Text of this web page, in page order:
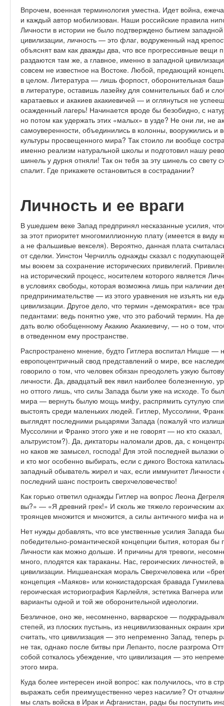
Впрочем, военная терминология уместна. Идет война,
и каждый автор мобилизован. Наши российские правила
Личности в истории не было подтверждено бытием
цивилизации, личность — это флаг, водруженный над
объяснят вам как дважды два, что все прогрессивные вещи
раздаются там же, а главное, именно в западной
совсем не известное на Востоке. Любой, предающий
в целом. Литература — лишь форпост, оборонительная
в литературе, оставишь лазейку для сомнительных баб и
каратаевых и акакиев акакиевичей — и оглянуться не
осажденный лагерь! Начинается вроде бы безобидно, с
но потом как удержать этих «малых» в узде? Не они ли, не
самоуверенности, объединились в колонны, вооружились и
культуры просвещенного мира? Так стоило ли вообще
именно реализм натуральной школы и подготовил нашу
шинель у дурня отняли! Так он тебя за эту шинель со свету
спалит. Где прикажете остановиться в сострадании?
Личность и ее враги
В ушедшем веке Запад предпринял несказанные усилия,
за этот приоритет многомиллионную плату (имеется в виду
а не фальшивые векселя). Вероятно, данная плата
от сделки. Уинстон Черчилль однажды сказал с
мы воюем за сохранение исторических привилегий.
на исторический процесс, носителем которого является
в условиях свободы, которая возможна лишь при наличии
предпринимательстве — из этого уравнения не изъять ни
цивилизации. Другое дело, что термин «демократия» все
педантами: ведь понятно уже, что это рабочий термин. На
дать волю обобщенному Акакию Акакиевичу, — но о том,
в отведенном ему пространстве.
Распространено мнение, будто Гитлера воспитал Ницше
европоцентричный свод представлений о мире, все
говорило о том, что человек обязан преодолеть узкую
личности. Да, двадцатый век явил наиболее болезненную,
но оттого лишь, что силы Запада были уже на исходе. То
мира — вернуть былую мощь мифу, распрямить сутулую
выстоять среди маленьких людей. Гитлер, Муссолини,
выглядят последними рыцарями Запада (пожалуй что
Муссолини и Франко этого уже и не говорят — но кто
альтруистом?). Да, диктаторы наломали дров, да, с
но каков же замысел, господа! Для этой последней
и кто мог особенно выбирать, если с дикого Востока
западный обыватель жирел и чах, если иммунитет
последний шанс построить сверхчеловечество!
Как горько ответил однажды Гитлер на вопрос Леона
вы?» — «Я древний грек!» И сколь же тяжело героическим
троянцев множится и множится, а силы античного мифа на
Нет нужды добавлять, что все умственные усилия Запада
победительно-романтической концепции бытия, которая
Личности как можно дольше. И причины для тревоги,
много, плодятся как тараканы. Нас, героических
цивилизации. Ницшеанская мораль Сверхчеловека или
концепция «Маяков» или конкистадорская бравада
героическая историография Карлейля, эстетика Вагнера
варианты одной и той же оборонительной идеологии.
Безличное, оно же, несомненно, варварское —
степей, из плоских пустынь, из нецивилизованных окраин
считать, что цивилизация — это непременно Запад, теперь
не так, однако после битвы при Лепанто, после разгрома
собой соткалось убеждение, что цивилизация — это
этого мира.
Куда более интересен иной вопрос: как получилось, что в
выражать себя преимущественно через насилие? От
мы слать войска в Ирак и Афганистан, рады бы поступить